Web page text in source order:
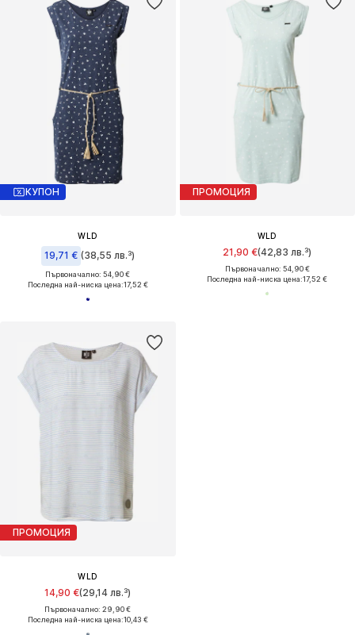
КУПОН
WLD
19,71 € (38,55 лв.³)
Първоначално: 54,90 €
Последна най-ниска цена:17,52 €
ПРОМОЦИЯ
WLD
21,90 €(42,83 лв.³)
Първоначално: 54,90 €
Последна най-ниска цена:17,52 €
ПРОМОЦИЯ
WLD
14,90 €(29,14 лв.³)
Първоначално: 29,90 €
Последна най-ниска цена:10,43 €